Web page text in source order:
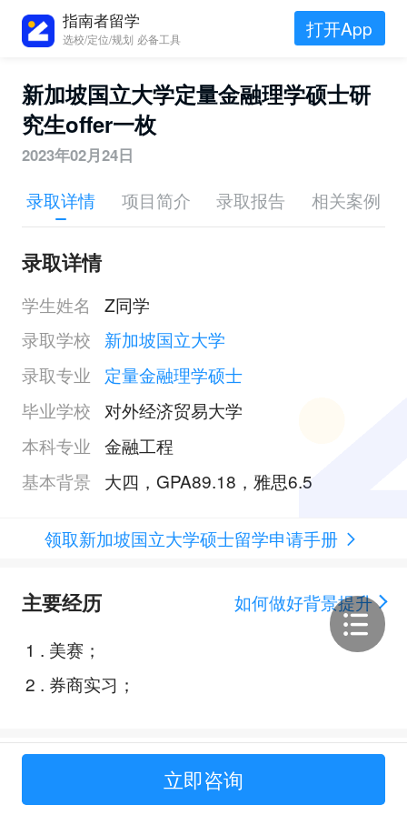
指南者留学
选校/定位/规划 必备工具 打开App
新加坡国立大学定量金融理学硕士研
究生offer一枚
2023年02月24日
录取详情 项目简介 录取报告 相关案例
录取详情
学生姓名
Z同学
录取学校
新加坡国立大学
录取专业
定量金融理学硕士
毕业学校
对外经济贸易大学
本科专业 金融工程
基本背景
大四，GPA89.18，雅思6.5
领取新加坡国立大学硕士留学申请手册
主要经历
如何做好背景提升
1 . 美赛；
2 . 券商实习；
立即咨询